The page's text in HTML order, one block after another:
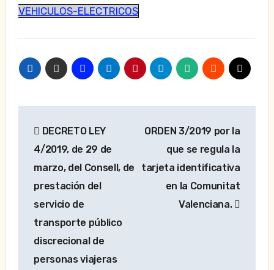
VEHICULOS-ELECTRICOS
de
entradas
DECRETO LEY
4/2019, de 29 de
marzo, del Consell, de
prestación del
servicio de
transporte público
discrecional de
personas viajeras
ORDEN 3/2019 por la
que se regula la
tarjeta identificativa
en la Comunitat
Valenciana.